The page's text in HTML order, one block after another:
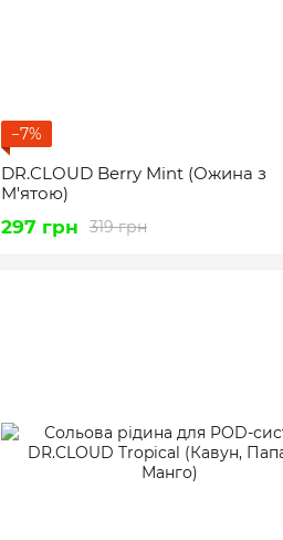
−7%
DR.CLOUD Berry Mint (Ожина з
М'ятою)
319 грн
297 грн